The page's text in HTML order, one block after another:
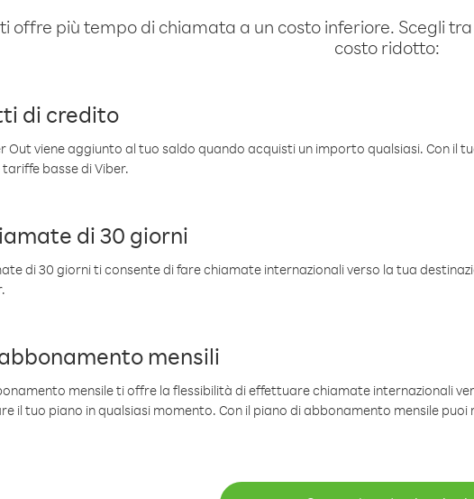
offre più tempo di chiamata a un costo inferiore. Scegli
costo ridotto:
di credito
Out viene aggiunto al tuo saldo quando acquisti un importo qualsiasi. Con il
basse di Viber.
di 30 giorni
di 30 giorni ti consente di fare chiamate internazionali verso la tua
mensili
mensile ti offre la flessibilità di effettuare chiamate internazionali
il tuo piano in qualsiasi momento. Con il piano di abbonamento mensile